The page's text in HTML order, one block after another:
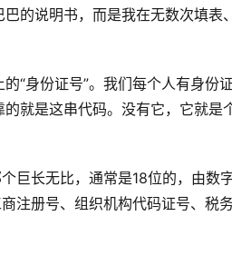
的说明书，而是我在无数次填表
“身份证号”。我们每个人有身份
就是这串代码。没有它，它就是
巨长无比，通常是18位的，由数
注册号、组织机构代码证号、税